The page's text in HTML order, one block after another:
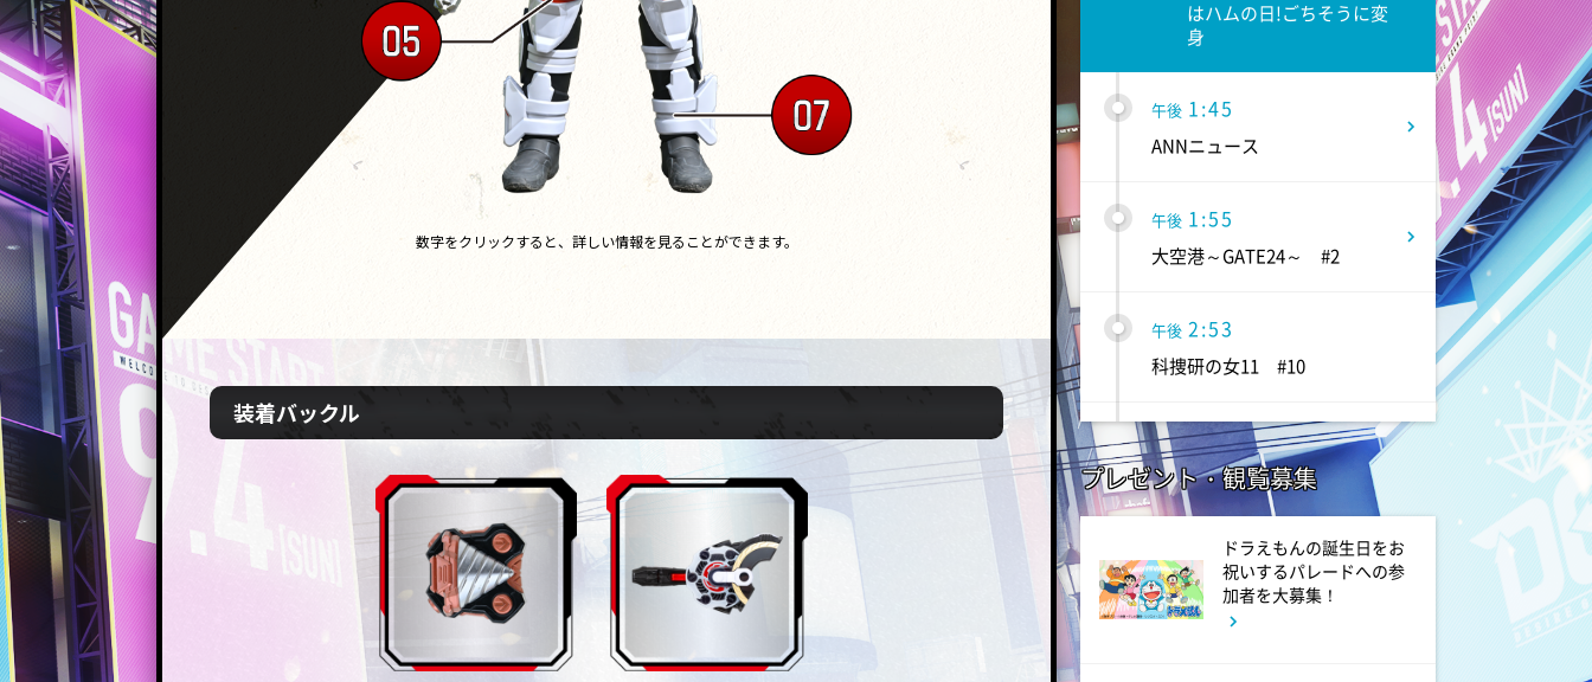
数字をクリックすると、詳しい情報を見ることができます。
装着バックル
はハムの日!ごちそうに変
身
午後 1:45
ANNニュース
午後 1:55
大空港～GATE24～ #2
午後 2:53
科捜研の女11 #10
午後 3:50
相棒20 #5
4:48
スーパーJチャンネル 井澤健
太朗と森山みなみが<ニュース
のハテナ>を深掘り
プレゼント・観覧募集
ドラえもんの誕生日をお
祝いするパレードへの参
加者を大募集！